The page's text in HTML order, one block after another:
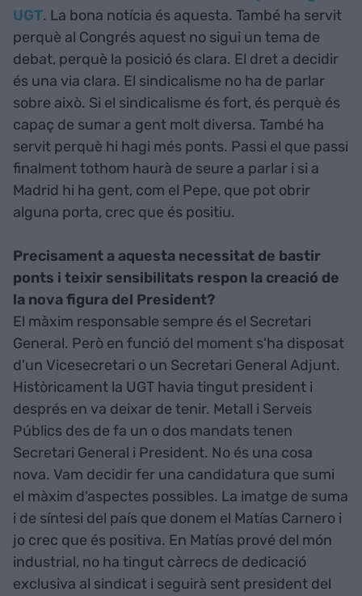
UGT. La bona notícia és aquesta. També ha servit
perquè al Congrés aquest no sigui un tema de
debat, perquè la posició és clara. El dret a decidir
és una via clara. El sindicalisme no ha de parlar
sobre això. Si el sindicalisme és fort, és perquè és
capaç de sumar a gent molt diversa. També ha
servit perquè hi hagi més ponts. Passi el que passi
finalment tothom haurà de seure a parlar i si a
Madrid hi ha gent, com el Pepe, que pot obrir
alguna porta, crec que és positiu.
Precisament a aquesta necessitat de bastir
ponts i teixir sensibilitats respon la creació de
la nova figura del President?
El màxim responsable sempre és el Secretari
General. Però en funció del moment s'ha disposat
d'un Vicesecretari o un Secretari General Adjunt.
Històricament la UGT havia tingut president i
després en va deixar de tenir. Metall i Serveis
Públics des de fa un o dos mandats tenen
Secretari General i President. No és una cosa
nova. Vam decidir fer una candidatura que sumi
el màxim d'aspectes possibles. La imatge de suma
i de síntesi del país que donem el Matías Carnero i
jo crec que és positiva. En Matías prové del món
industrial, no ha tingut càrrecs de dedicació
exclusiva al sindicat i seguirà sent president del